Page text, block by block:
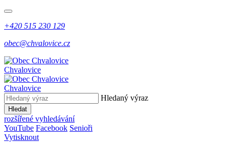
+420 515 230 129
obec@chvalovice.cz
Chvalovice
Chvalovice
Hledaný výraz
Hledat
rozšířené vyhledávání
YouTube Facebook Senioři
Vytisknout